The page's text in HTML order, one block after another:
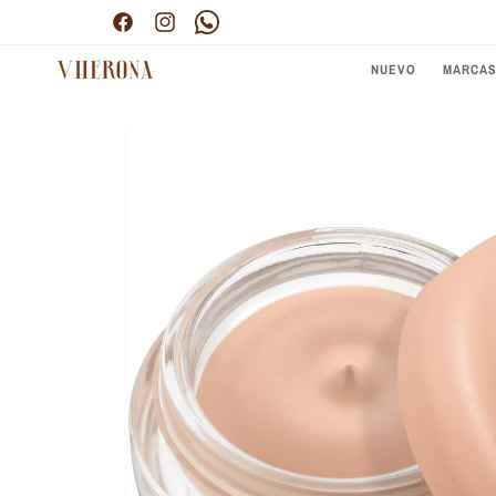
FacebookInstagramPinterest
Envío gratis por compras superiores a $300.000
NUEVO MARCAS